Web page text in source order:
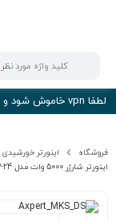
لطفا vpn خاموش شود و برای دریافت موجودی و قیمت به روز با ما ارتباط بگیرید
فروشگاه اینورتر خورشیدی
اینورتر شارژر 5000 وات مدل Axpert MKS 5KP-24 برند Voltronic